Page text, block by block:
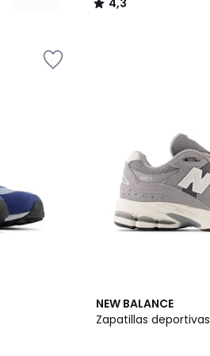
4,3
/
NEW BALANCE
Zapatillas deportivas
4,8
/ 5
3
Colores